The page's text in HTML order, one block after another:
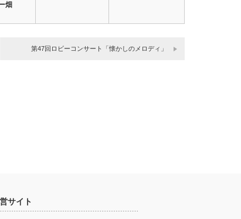
畑
第47回ロビーコンサート「懐かしのメロディ」
サイト